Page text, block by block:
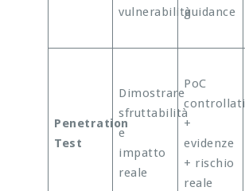
vulnerabilitàguidance
Penetration
Test
Dimostrare
sfruttabilità
e
impatto
reale
PoC
controllati
+
evidenze
+ rischio
reale